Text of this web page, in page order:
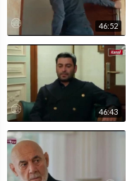
46:52
46:43